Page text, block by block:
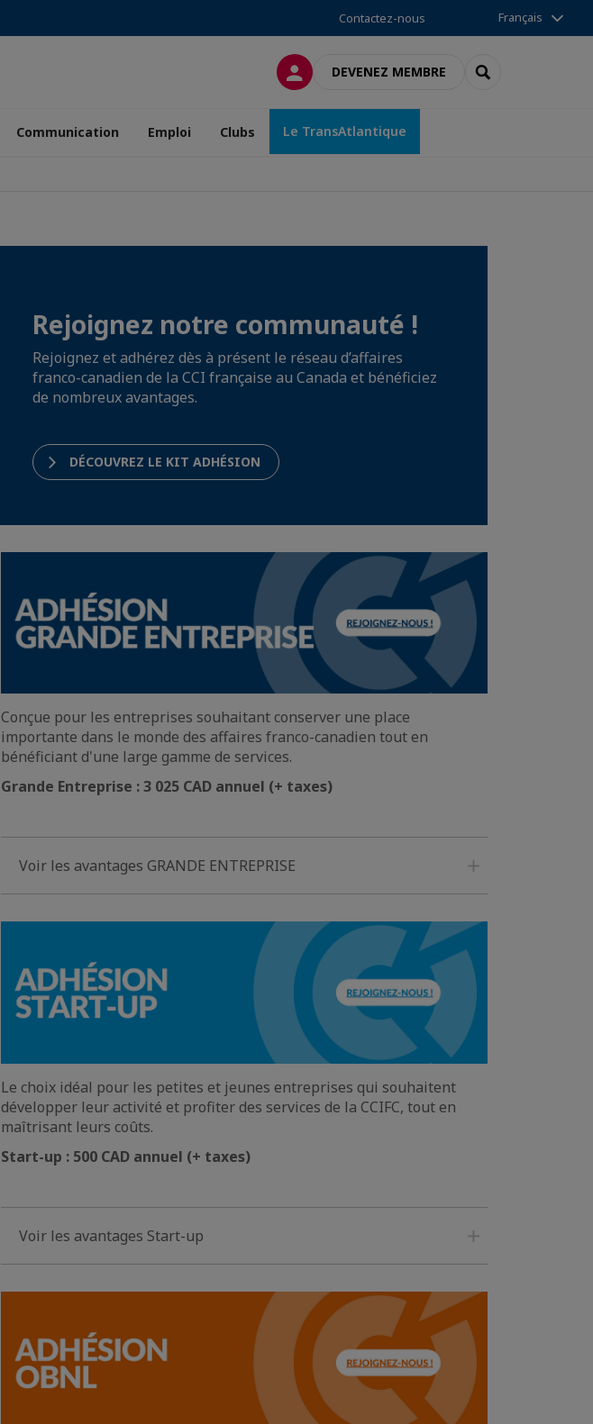
Contactez-nous Français
CONNEXIONDEVENEZ MEMBRE RECHERCHER
Communication Emploi Clubs Le TransAtlantique
Rejoignez notre communauté !
Rejoignez et adhérez dès à présent le réseau d’affaires
franco-canadien de la CCI française au Canada et bénéficiez
de nombreux avantages.
DÉCOUVREZ LE KIT ADHÉSION
Conçue pour les entreprises souhaitant conserver une place
importante dans le monde des affaires franco-canadien tout en
bénéficiant d'une large gamme de services.
Grande Entreprise : 3 025 CAD annuel (+ taxes)
Voir les avantages GRANDE ENTREPRISE
Le choix idéal pour les petites et jeunes entreprises qui souhaitent
développer leur activité et profiter des services de la CCIFC, tout en
maîtrisant leurs coûts.
Start-up : 500 CAD annuel (+ taxes)
Voir les avantages Start-up